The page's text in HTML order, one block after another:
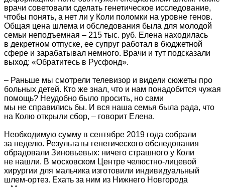
врачи советовали сделать генетическое исследование,
чтобы понять, а нет ли у Коли поломки на уровне генов.
Общая цена шлема и обследования была для молодой
семьи неподъемная – 215 тыс. руб. Елена находилась
в декретном отпуске, ее супруг работал в бюджетной
сфере и зарабатывал немного. Врачи и тут подсказали
выход: «Обратитесь в Русфонд».
– Раньше мы смотрели телевизор и видели сюжеты про
больных детей. Кто же знал, что и нам понадобится чужая
помощь? Неудобно было просить, но сами
мы не справились бы. И вся наша семья была рада, что
на Колю открыли сбор, – говорит Елена.
Необходимую сумму в сентябре 2019 года собрали
за неделю. Результаты генетического обследования
обрадовали Зиновьевых: ничего страшного у Коли
не нашли. В московском Центре челюстно-лицевой
хирургии для мальчика изготовили индивидуальный
шлем-ортез. Ехать за ним из Нижнего Новгорода